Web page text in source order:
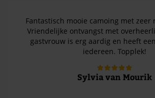
Fantastisch mooie camoing met zeer
Vriendelijke ontvangst met
gastvrouw is erg aardig en heeft
iedereen. Topplek!
Sylvia van Mourik